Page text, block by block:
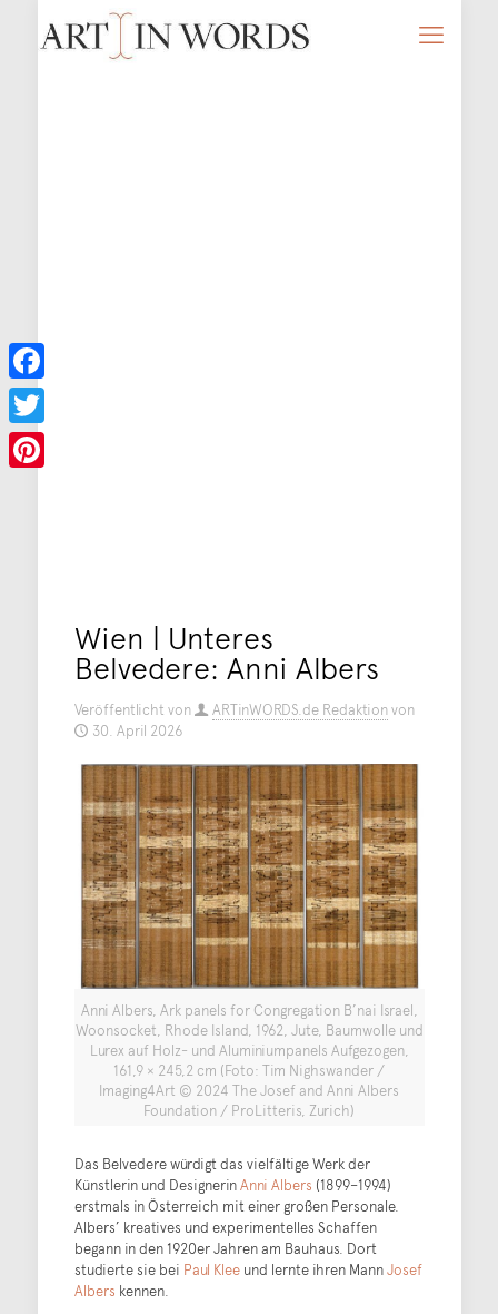
Wien | Unteres
Belvedere: Anni Albers
Veröffentlicht von ARTinWORDS.de Redaktionvon
30. April 2026
Anni Albers, Ark panels for Congregation B’nai Israel,
Woonsocket, Rhode Island, 1962, Jute, Baumwolle und
Lurex auf Holz- und Aluminiumpanels Aufgezogen,
161,9 × 245,2 cm (Foto: Tim Nighswander /
Imaging4Art © 2024 The Josef and Anni Albers
Foundation / ProLitteris, Zurich)
Das Belvedere würdigt das vielfältige Werk der
Künstlerin und DesignerinAnni Albers (1899–1994)
erstmals in Österreich mit einer großen Personale.
Albers’ kreatives und experimentelles Schaffen
begann in den 1920er Jahren am Bauhaus. Dort
studierte sie bei Paul Kleeund lernte ihren MannJosef
Albers kennen.
Facebook
Twitter